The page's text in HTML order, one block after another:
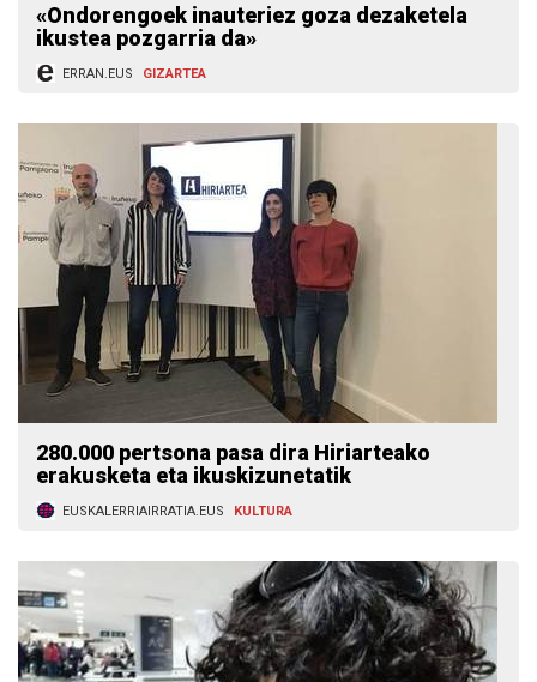
«Ondorengoek inauteriez goza dezaketela
ikustea pozgarria da»
ERRAN.EUS GIZARTEA
280.000 pertsona pasa dira Hiriarteako
erakusketa eta ikuskizunetatik
EUSKALERRIAIRRATIA.EUS KULTURA